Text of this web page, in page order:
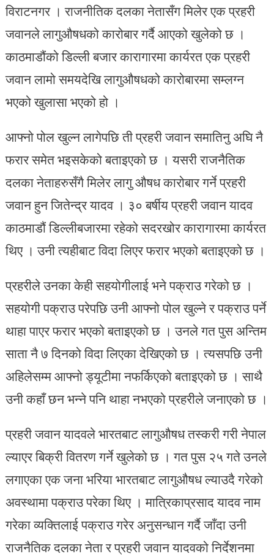
विराटनगर । राजनीतिक दलका नेतासँग मिलेर एक प्रहरी
जवानले लागुऔषधको कारोबार गर्दै आएको खुलेको छ ।
काठमाडौंको डिल्ली बजार कारागारमा कार्यरत एक प्रहरी
जवान लामो समयदेखि लागुऔषधको कारोबारमा सम्लग्न
भएको खुलासा भएको हो ।
आफ्नो पोल खुल्न लागेपछि ती प्रहरी जवान समातिनु अघि नै
फरार समेत भइसकेको बताइएको छ । यसरी राजनैतिक
दलका नेताहरुसँगै मिलेर लागु औषध कारोबार गर्ने प्रहरी
जवान हुन जितेन्द्र यादव । ३० बर्षीय प्रहरी जवान यादव
काठमाडौं डिल्लीबजारमा रहेको सदरखोर कारागारमा कार्यरत
थिए । उनी त्यहीबाट विदा लिएर फरार भएको बताइएको छ ।
प्रहरीले उनका केही सहयोगीलाई भने पक्राउ गरेको छ ।
सहयोगी पक्राउ परेपछि उनी आफ्नो पोल खुल्ने र पक्राउ पर्ने
थाहा पाएर फरार भएको बताइएको छ । उनले गत पुस अन्तिम
साता नै ७ दिनको विदा लिएका देखिएको छ । त्यसपछि उनी
अहिलेसम्म आफ्नो ड्यूटीमा नफर्किएको बताइएको छ । साथै
उनी कहाँ छन भन्ने पनि थाहा नभएको प्रहरीले जनाएको छ ।
प्रहरी जवान यादवले भारतबाट लागुऔषध तस्करी गरी नेपाल
ल्याएर बिक्री वितरण गर्ने खुलेको छ । गत पुस २५ गते उनले
लगाएका एक जना भरिया भारतबाट लागुऔषध ल्याउदै गरेको
अवस्थामा पक्राउ परेका थिए । मात्रिकाप्रसाद यादव नाम
गरेका व्यक्तिलाई पक्राउ गरेर अनुसन्धान गर्दै जाँदा उनी
राजनैतिक दलका नेता र प्रहरी जवान यादवको निर्देशनमा